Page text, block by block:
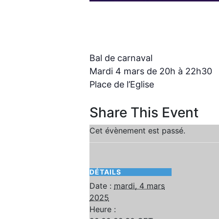
Bal de carnaval
Mardi 4 mars de 20h à 22h30
Place de l’Eglise
Share This Event
Cet évènement est passé.
DÉTAILS
Date : mardi, 4 mars
2025
Heure :